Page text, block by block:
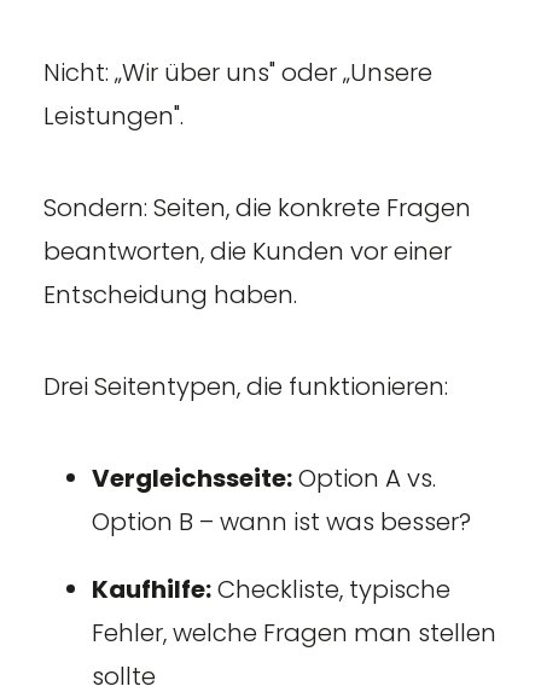
Nicht: „Wir über uns" oder „Unsere
Leistungen".
Sondern: Seiten, die konkrete Fragen
beantworten, die Kunden vor einer
Entscheidung haben.
Drei Seitentypen, die funktionieren:
Vergleichsseite:Option A vs.
Option B – wann ist was besser?
Kaufhilfe:Checkliste, typische
Fehler, welche Fragen man stellen
sollte